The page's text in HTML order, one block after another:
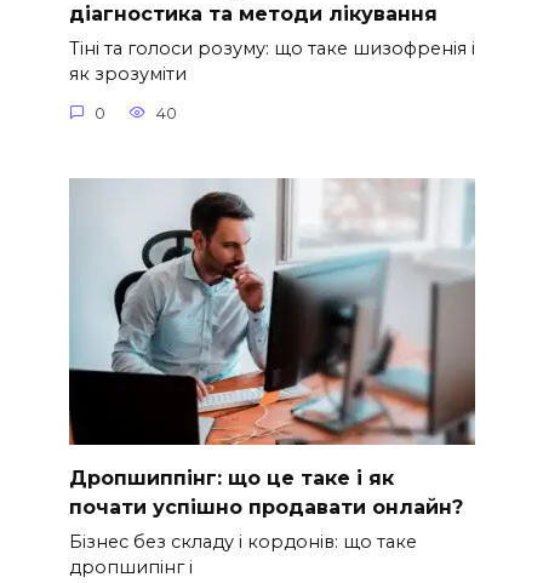
діагностика та методи лікування
Тіні та голоси розуму: що таке шизофренія і
як зрозуміти
0 40
Дропшиппінг: що це таке і як
почати успішно продавати онлайн?
Бізнес без складу і кордонів: що таке
дропшипінг і